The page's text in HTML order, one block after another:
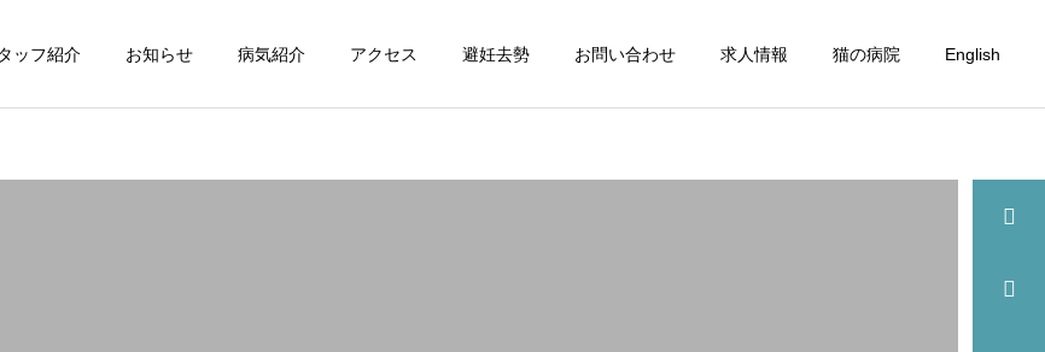
ッフ紹介 お知らせ 病気紹介 アクセス 避妊去勢 お問い合わせ 求人情報 猫の病院 English
詳細を見る